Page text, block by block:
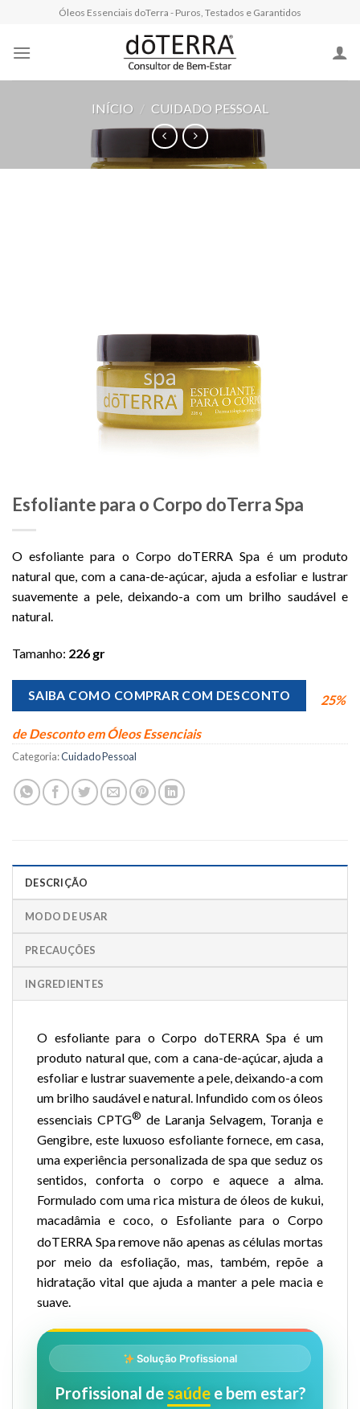
content
Óleos Essenciais doTerra - Puros, Testados e Garantidos
INÍCIO / CUIDADO PESSOAL
Esfoliante para o Corpo doTerra Spa
O esfoliante para o Corpo doTERRA Spa é um produto
natural que, com a cana-de-açúcar, ajuda a esfoliar e lustrar
suavemente a pele, deixando-a com um brilho saudável e
natural.
Tamanho: 226 gr
SAIBA COMO COMPRAR COM DESCONTO 25%
de Desconto em Óleos Essenciais
Categoria:Cuidado Pessoal
DESCRIÇÃO
MODO DE USAR
PRECAUÇÕES
INGREDIENTES
O esfoliante para o Corpo doTERRA Spa é um
produto natural que, com a cana-de-açúcar, ajuda a
esfoliar e lustrar suavemente a pele, deixando-a com
um brilho saudável e natural. Infundido com os óleos
essenciais CPTG® de Laranja Selvagem, Toranja e
Gengibre, este luxuoso esfoliante fornece, em casa,
uma experiência personalizada de spa que seduz os
sentidos, conforta o corpo e aquece a alma.
Formulado com uma rica mistura de óleos de kukui,
macadâmia e coco, o Esfoliante para o Corpo
doTERRA Spa remove não apenas as células mortas
por meio da esfoliação, mas, também, repõe a
hidratação vital que ajuda a manter a pele macia e
suave.
Solução Profissional
Profissional desaúdee bem estar?